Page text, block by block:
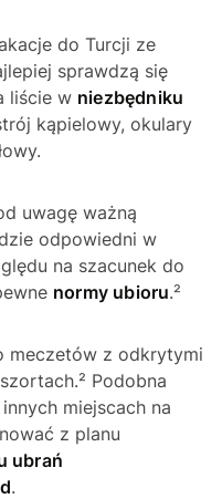
do Turcji ze
sprawdzą się
liście w niezbędniku
kąpielowy, okulary
uwagę ważną
odpowiedni w
na szacunek do
normy ubioru.²
meczetów z odkrytymi
Podobna
miejscach na
z planu
ubrań
.